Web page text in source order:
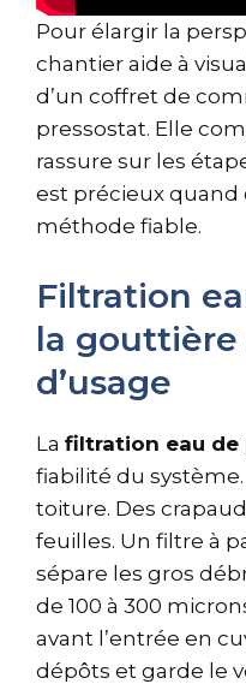
Pour élargir la
chantier aide à
d’un coffret de
pressostat. Elle
rassure sur les
est précieux
méthode fiable.
Filtration
la
d’usage
La filtration eau de
fiabilité du
toiture. Des
feuilles. Un filtre à
sépare les gros
de 100 à 300
avant l’entrée en
dépôts et garde le